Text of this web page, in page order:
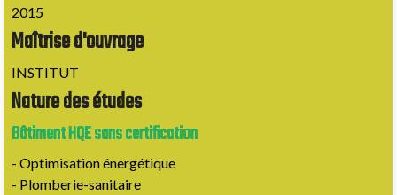
2015
Maîtrise d'ouvrage
INSTITUT
Nature des études
Bâtiment HQE sans certification
- Optimisation énergétique
- Plomberie-sanitaire